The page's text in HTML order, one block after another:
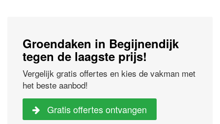
Groendaken in Begijnendijk
tegen de laagste prijs!
Vergelijk gratis offertes en kies de vakman met
het beste aanbod!
Gratis offertes ontvangen